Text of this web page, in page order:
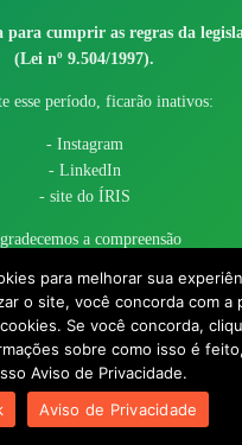
para cumprir as regras da
(Lei nº 9.504/1997).
esse período, ficarão inativos:
- Instagram
- LinkedIn
- site do ÍRIS
a compreensão
do Estado do Ceará todos os
reservados
para melhorar sua
o site, você concorda com a
Se você concorda,
sobre como isso é
Aviso de Privacidade.
Aviso de Privacidade